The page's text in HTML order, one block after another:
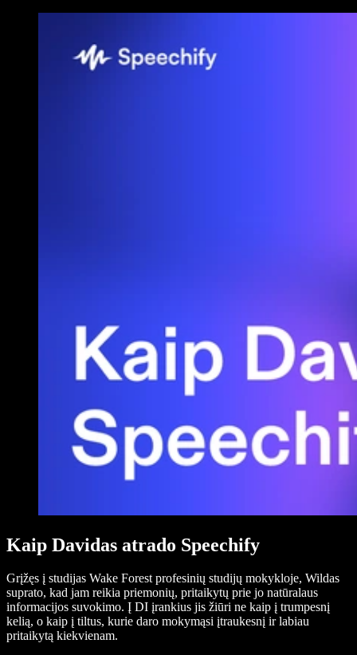
Kaip Davidas atrado Speechify
Grįžęs į studijas Wake Forest profesinių studijų mokykloje, Wildas
suprato, kad jam reikia priemonių, pritaikytų prie jo natūralaus
informacijos suvokimo. Į DI įrankius jis žiūri ne kaip į trumpesnį
kelią, o kaip į tiltus, kurie daro mokymąsi įtraukesnį ir labiau
pritaikytą kiekvienam.